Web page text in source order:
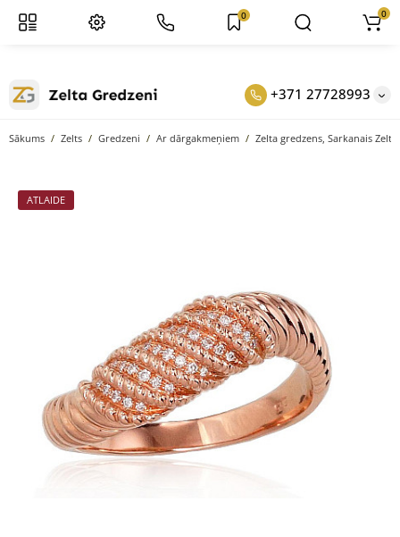
+371 27728993
0 0
Sākums Zelts Gredzeni Ar dārgakmeņiem Zelta gredzens, Sarkanais
ATLAIDE